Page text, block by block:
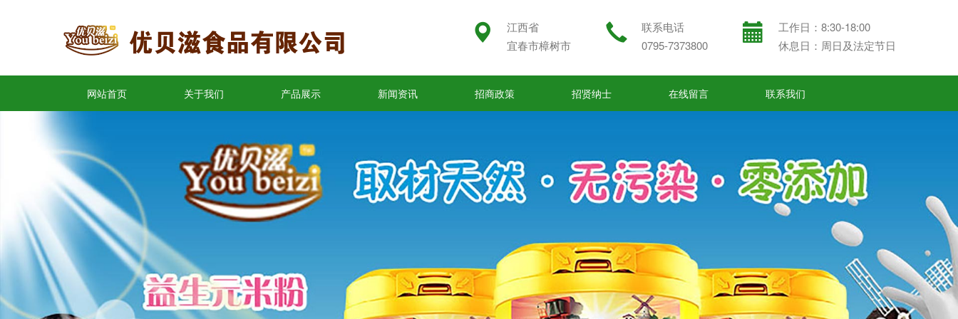
江西省
宜春市樟树市
联系电话
0795-7373800
工作日：8:30-18:00
休息日：周日及法定节日
网站首页 关于我们 产品展示 新闻资讯 招商政策 招贤纳士 在线留言 联系我们